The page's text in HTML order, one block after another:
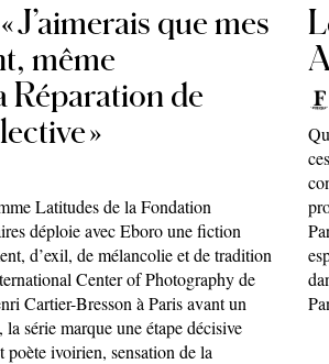
J’aimerais que mes
même
Réparation de
»
Latitudes de la Fondation
déploie avec Eboro une fiction
d’exil, de mélancolie et de tradition
Center of Photography de
Cartier-Bresson à Paris avant un
série marque une étape décisive
poète ivoirien, sensation de la